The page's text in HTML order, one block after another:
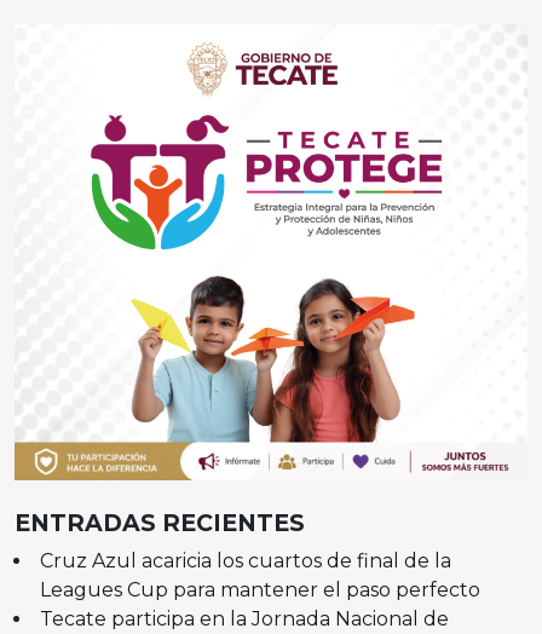
ENTRADAS RECIENTES
Cruz Azul acaricia los cuartos de final de la
Leagues Cup para mantener el paso perfecto
Tecate participa en la Jornada Nacional de